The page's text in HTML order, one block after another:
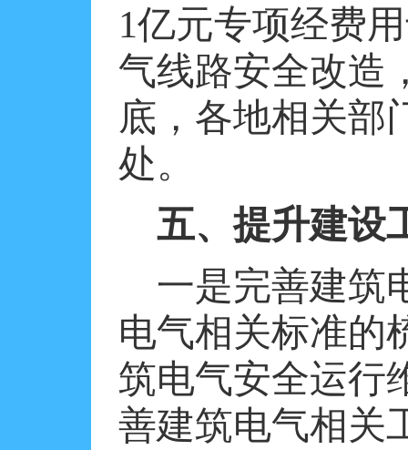
1亿元专项经费
气线路安全改造
底，各地相关部
处。
五、提升建设
一是完善建筑
电气相关标准的
筑电气安全运行
善建筑电气相关